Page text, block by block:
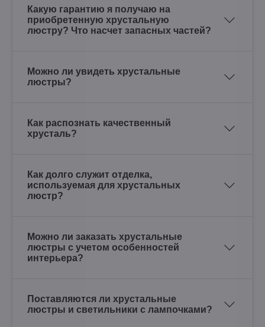
Какую гарантию я получаю на
приобретенную хрустальную
люстру? Что насчет запасных частей?
Можно ли увидеть хрустальные
люстры?
Как распознать качественный
хрусталь?
Как долго служит отделка,
используемая для хрустальных
люстр?
Можно ли заказать хрустальные
люстры с учетом особенностей
интерьера?
Поставляются ли хрустальные
люстры и светильники с лампочками?